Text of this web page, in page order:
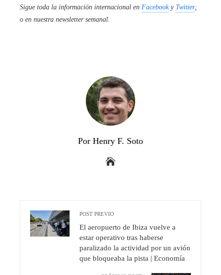
Sigue toda la información internacional en Facebooky Twitter,
o en nuestra newsletter semanal
Por Henry F. Soto
POST PREVIO
El aeropuerto de Ibiza vuelve a
estar operativo tras haberse
paralizado la actividad por un avión
que bloqueaba la pista | Economía